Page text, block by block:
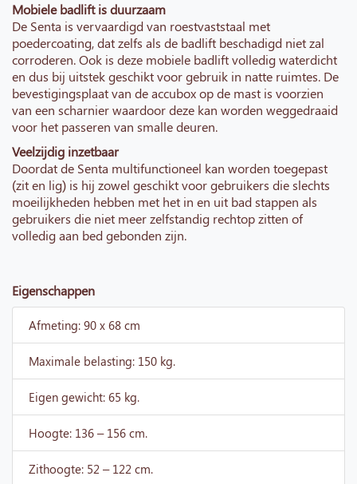
Mobiele badlift is duurzaam
De Senta is vervaardigd van roestvaststaal met
poedercoating, dat zelfs als de badlift beschadigd niet zal
corroderen. Ook is deze mobiele badlift volledig waterdicht
en dus bij uitstek geschikt voor gebruik in natte ruimtes. De
bevestigingsplaat van de accubox op de mast is voorzien
van een scharnier waardoor deze kan worden weggedraaid
voor het passeren van smalle deuren.
Veelzijdig inzetbaar
Doordat de Senta multifunctioneel kan worden toegepast
(zit en lig) is hij zowel geschikt voor gebruikers die slechts
moeilijkheden hebben met het in en uit bad stappen als
gebruikers die niet meer zelfstandig rechtop zitten of
volledig aan bed gebonden zijn.
Eigenschappen
Afmeting: 90 x 68 cm
Maximale belasting: 150 kg.
Eigen gewicht: 65 kg.
Hoogte: 136 – 156 cm.
Zithoogte: 52 – 122 cm.